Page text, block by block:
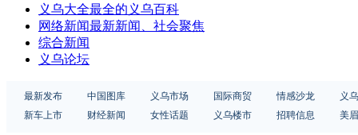
义乌大全最全的义乌百科
网络新闻最新新闻、社会聚焦
综合新闻
义乌论坛
最新发布 中国图库 义乌市场 国际商贸 情感沙龙
义
新车上市
财经新闻 女性话题 义乌楼市 招聘信息 美